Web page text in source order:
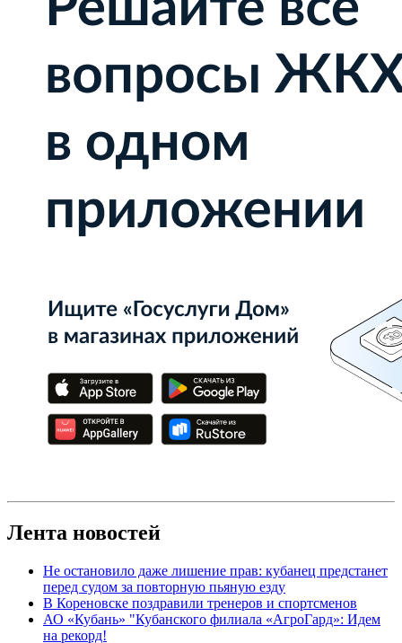
Лента новостей
Не остановило даже лишение прав: кубанец предстанет
перед судом за повторную пьяную езду
В Кореновске поздравили тренеров и спортсменов
АО «Кубань» "Кубанского филиала «АгроГард»: Идем
на рекорд!